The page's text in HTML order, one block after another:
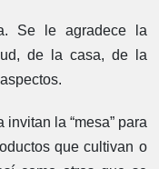
Se le agradece la
de la casa, de la
la “mesa” para
que cultivan o